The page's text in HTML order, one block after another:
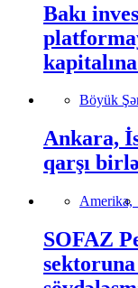
Bakı
Böyük
Ankara,
qarşı
Amerika,
SOFAZ